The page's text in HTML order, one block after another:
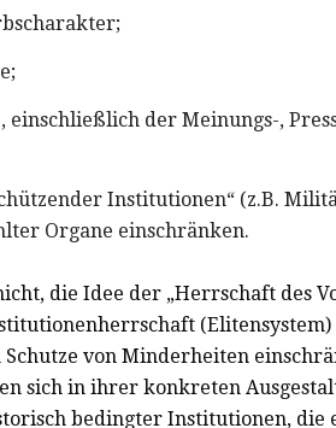
der Meinungs-,
Institutionen“ (z.B.
Organe einschränken.
die Idee der „Herrschaft des
von Minderheiten
sich in ihrer konkreten
bedingter Institutionen, die